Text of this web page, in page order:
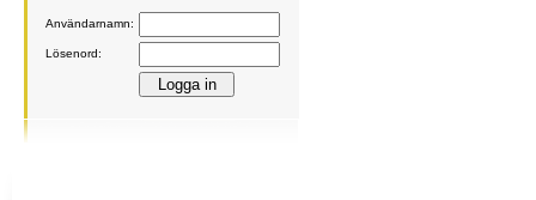
Användarnamn:
Lösenord: